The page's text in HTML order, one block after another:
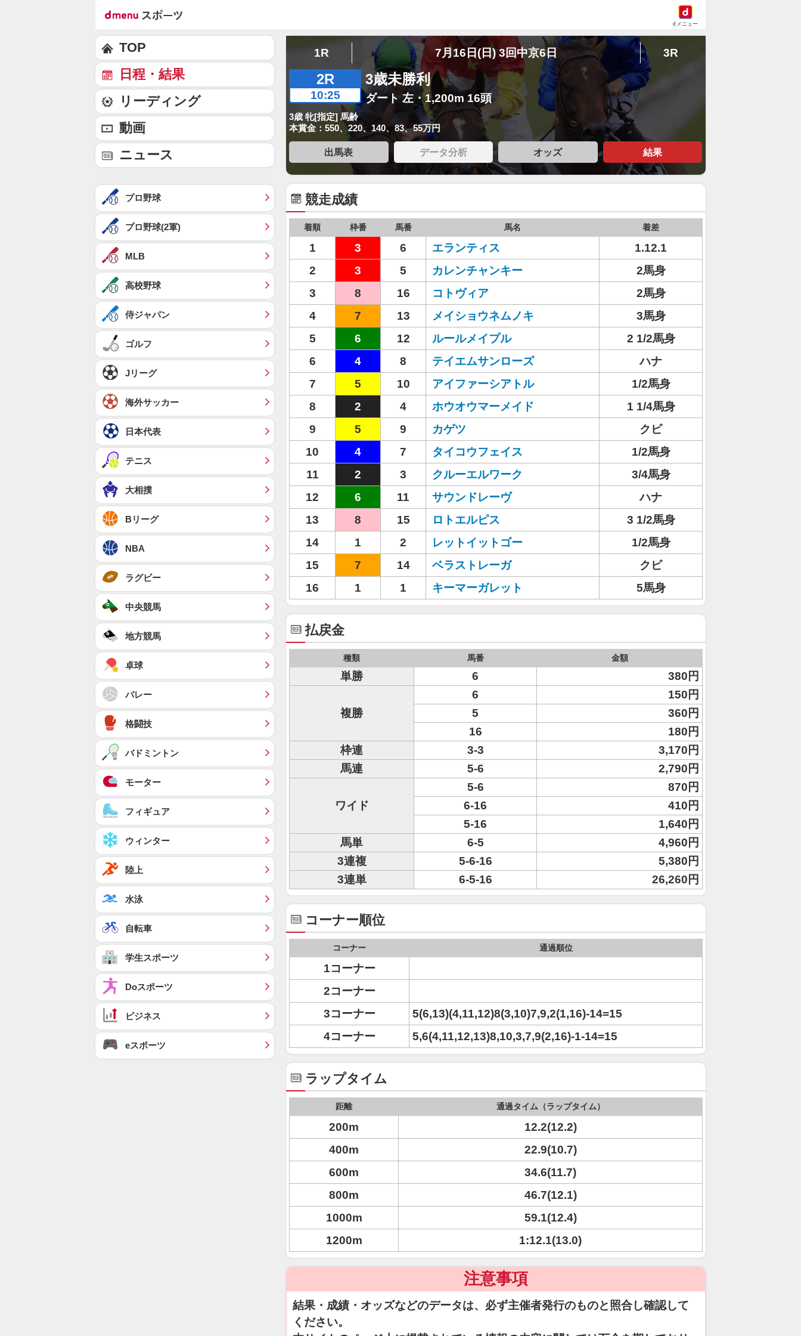
dメニュー
1R 7月16日(日) 3回中京6日 3R
2R
10:25
3歳未勝利
ダート 左・1,200m 16頭
3歳 牝[指定] 馬齢
本賞金：550、220、140、83、55万円
出馬表 データ分析 オッズ 結果
競走成績
着順 枠番 馬番 馬名 着差
1 3 6 エランティス
1.12.1
2
3 5 カレンチャンキー
2馬身
3
8 16 コトヴィア
2馬身
4
7 13 メイショウネムノキ
3馬身
5
6 12 ルールメイプル
2 1/2馬身
6
4 8 テイエムサンローズ
ハナ
7
5 10 アイファーシアトル
1/2馬身
8
2 4 ホウオウマーメイド
1 1/4馬身
9
5 9 カゲツ
クビ
10
4 7 タイコウフェイス
1/2馬身
11
2 3 クルーエルワーク
3/4馬身
12
6 11 サウンドレーヴ
ハナ
13
8 15 ロトエルピス
3 1/2馬身
14
1 2 レットイットゴー
1/2馬身
15
7 14 ベラストレーガ
クビ
16
1 1 キーマーガレット 5馬身
払戻金
種類 馬番 金額
単勝 6 380円
複勝
6
150円
5
360円
16
180円
枠連
3-3
3,170円
馬連
5-6 2,790円
ワイド
5-6
870円
6-16
410円
5-16
1,640円
馬単
6-5
4,960円
3連複
5-6-16
5,380円
3連単
6-5-16 26,260円
コーナー順位
コーナー 通過順位
1コーナー
2コーナー
3コーナー
5(6,13)(4,11,12)8(3,10)7,9,2(1,16)-14=15
4コーナー
5,6(4,11,12,13)8,10,3,7,9(2,16)-1-14=15
ラップタイム
距離 通過タイム（ラップタイム）
200m
12.2(12.2)
400m
22.9(10.7)
600m
34.6(11.7)
800m
46.7(12.1)
1000m
59.1(12.4)
1200m
1:12.1(13.0)
注意事項
結果・成績・オッズなどのデータは、必ず主催者発行のものと照合し確認して
ください。
TOP
日程・結果
リーディング
動画
ニュース
プロ野球
プロ野球(2軍)
MLB
高校野球
侍ジャパン
ゴルフ
Jリーグ
海外サッカー
日本代表
テニス
大相撲
Bリーグ
NBA
ラグビー
中央競馬
地方競馬
卓球
バレー
格闘技
バドミントン
モーター
フィギュア
ウィンター
陸上
水泳
自転車
学生スポーツ
Doスポーツ
ビジネス
eスポーツ